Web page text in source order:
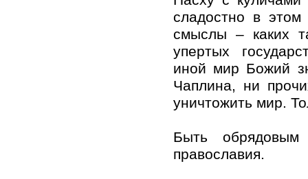
сладостно в этом
смыслы – каких
упертых
иной мир Божий
Чаплина, ни
уничтожить мир.
Быть
православия.